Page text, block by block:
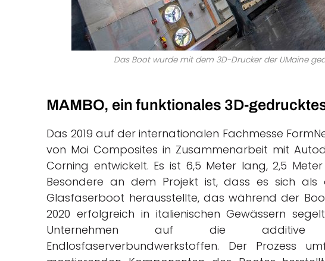
Das Boot wurde mit dem 3D-Drucker der UMaine
MAMBO, ein funktionales 3D-
Das 2019 auf der internationalen Fachmesse
von Moi Composites in Zusammenarbeit mit
Corning entwickelt. Es ist 6,5 Meter lang, 2,5
Besondere an dem Projekt ist, dass es sich als
Glasfaserboot herausstellte, das während der
2020 erfolgreich in italienischen Gewässern
Unternehmen auf die additive
Endlosfaserverbundwerkstoffen. Der Prozess